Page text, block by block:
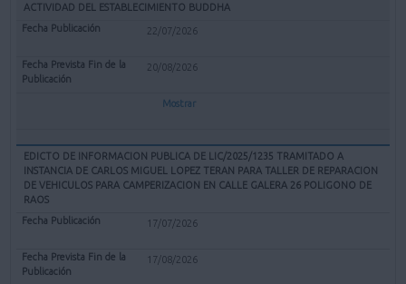
ACTIVIDAD DEL ESTABLECIMIENTO BUDDHA
22/07/2026
20/08/2026
Mostrar
EDICTO DE INFORMACION PUBLICA DE LIC/2025/1235 TRAMITADO A
INSTANCIA DE CARLOS MIGUEL LOPEZ TERAN PARA TALLER DE REPARACION
DE VEHICULOS PARA CAMPERIZACION EN CALLE GALERA 26 POLIGONO DE
RAOS
17/07/2026
17/08/2026